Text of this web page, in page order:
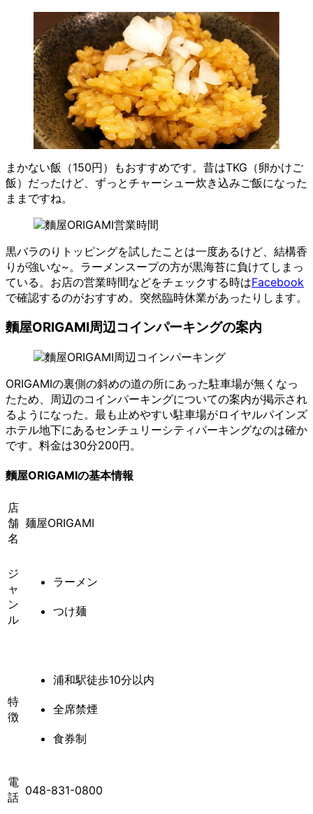
まかない飯（150円）もおすすめです。昔はTKG（卵かけご
飯）だったけど、ずっとチャーシュー炊き込みご飯になった
ままですね。
黒バラのりトッピングを試したことは一度あるけど、結構香
りが強いな~。ラーメンスープの方が黒海苔に負けてしまっ
ている。お店の営業時間などをチェックする時はFacebook
で確認するのがおすすめ。突然臨時休業があったりします。
麵屋ORIGAMI周辺コインパーキングの案内
ORIGAMIの裏側の斜めの道の所にあった駐車場が無くなっ
たため、周辺のコインパーキングについての案内が掲示され
るようになった。最も止めやすい駐車場がロイヤルパインズ
ホテル地下にあるセンチュリーシティパーキングなのは確か
です。料金は30分200円。
麵屋ORIGAMIの基本情報
店
舗
名
麺屋ORIGAMI
ジ
ャ
ン
ル
ラーメン
つけ麺
特
徴
浦和駅徒歩10分以内
全席禁煙
食券制
電
話 048-831-0800